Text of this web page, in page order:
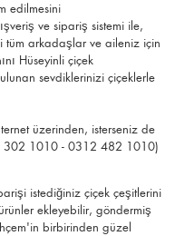
edilmesini
ve sipariş sistemi ile,
tüm arkadaşlar ve aileniz için
Hüseyinli çiçek
sevdiklerinizi çiçeklerle
üzerinden, isterseniz de
302 1010 - 0312 482 1010)
istediğiniz çiçek çeşitlerini
ekleyebilir, göndermiş
birbirinden güzel